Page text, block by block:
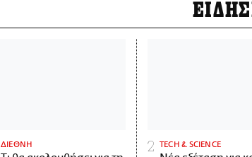
ΔΙΕΘΝΗ ΤECH & SCIENCE